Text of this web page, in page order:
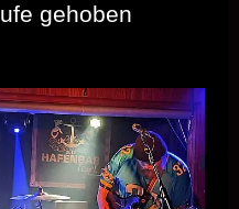
gehoben